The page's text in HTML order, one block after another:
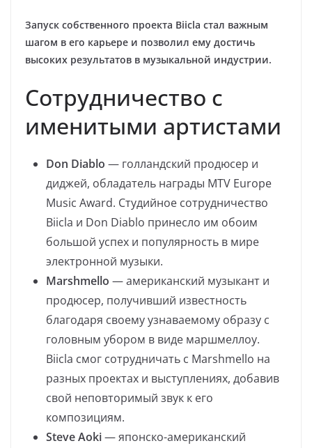
Запуск собственного проекта Biicla стал важным
шагом в его карьере и позволил ему достичь
высоких результатов в музыкальной индустрии.
Сотрудничество с
именитыми артистами
Don Diablo — голландский продюсер и
диджей, обладатель награды MTV Europe
Music Award. Студийное сотрудничество
Biicla и Don Diablo принесло им обоим
большой успех и популярность в мире
электронной музыки.
Marshmello — американский музыкант и
продюсер, получивший известность
благодаря своему узнаваемому образу с
головным убором в виде маршмеллоу.
Biicla смог сотрудничать с Marshmello на
разных проектах и выступлениях, добавив
свой неповторимый звук к его
композициям.
Steve Aoki— японско-американский